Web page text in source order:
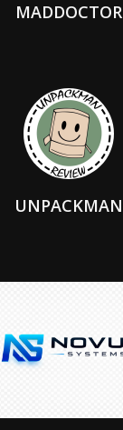
MADDOCTOR
UNPACKMAN